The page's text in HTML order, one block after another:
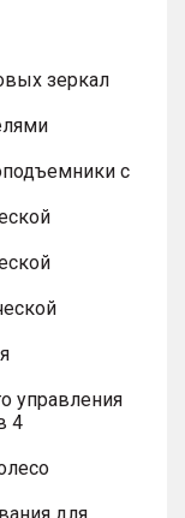
зеркал
с
управления
4
для